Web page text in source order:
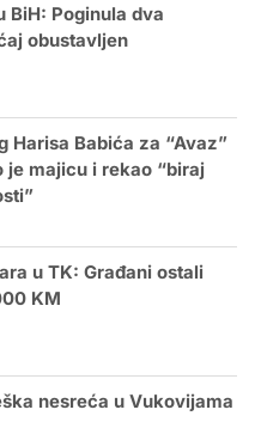
BiH: Poginula dva
obustavljen
Harisa Babića za “Avaz”
je majicu i rekao “biraj
u TK: Građani ostali
KM
nesreća u Vukovijama